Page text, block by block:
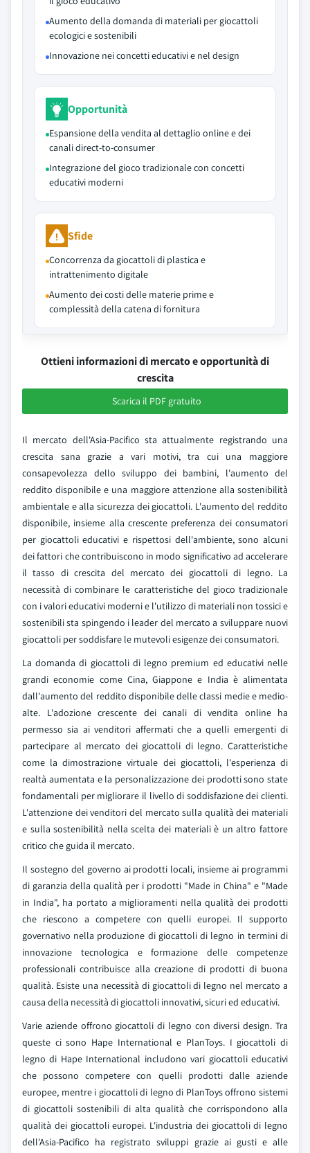
Aumento della domanda di materiali per giocattoli
ecologici e sostenibili
Innovazione nei concetti educativi e nel design
Opportunità
Espansione della vendita al dettaglio online e dei
canali direct-to-consumer
Integrazione del gioco tradizionale con concetti
educativi moderni
Sfide
Concorrenza da giocattoli di plastica e
intrattenimento digitale
Aumento dei costi delle materie prime e
complessità della catena di fornitura
Ottieni informazioni di mercato e opportunità di
crescita
Scarica il PDF gratuito
Il mercato dell'Asia-Pacifico sta attualmente registrando una
crescita sana grazie a vari motivi, tra cui una maggiore
consapevolezza dello sviluppo dei bambini, l'aumento del
reddito disponibile e una maggiore attenzione alla sostenibilità
ambientale e alla sicurezza dei giocattoli. L'aumento del reddito
disponibile, insieme alla crescente preferenza dei consumatori
per giocattoli educativi e rispettosi dell'ambiente, sono alcuni
dei fattori che contribuiscono in modo significativo ad accelerare
il tasso di crescita del mercato dei giocattoli di legno. La
necessità di combinare le caratteristiche del gioco tradizionale
con i valori educativi moderni e l'utilizzo di materiali non tossici e
sostenibili sta spingendo i leader del mercato a sviluppare nuovi
giocattoli per soddisfare le mutevoli esigenze dei consumatori.
La domanda di giocattoli di legno premium ed educativi nelle
grandi economie come Cina, Giappone e India è alimentata
dall'aumento del reddito disponibile delle classi medie e medio-
alte. L'adozione crescente dei canali di vendita online ha
permesso sia ai venditori affermati che a quelli emergenti di
partecipare al mercato dei giocattoli di legno. Caratteristiche
come la dimostrazione virtuale dei giocattoli, l'esperienza di
realtà aumentata e la personalizzazione dei prodotti sono state
fondamentali per migliorare il livello di soddisfazione dei clienti.
L'attenzione dei venditori del mercato sulla qualità dei materiali
e sulla sostenibilità nella scelta dei materiali è un altro fattore
critico che guida il mercato.
Il sostegno del governo ai prodotti locali, insieme ai programmi
di garanzia della qualità per i prodotti "Made in China" e "Made
in India", ha portato a miglioramenti nella qualità dei prodotti
che riescono a competere con quelli europei. Il supporto
governativo nella produzione di giocattoli di legno in termini di
innovazione tecnologica e formazione delle competenze
professionali contribuisce alla creazione di prodotti di buona
qualità. Esiste una necessità di giocattoli di legno nel mercato a
causa della necessità di giocattoli innovativi, sicuri ed educativi.
Varie aziende offrono giocattoli di legno con diversi design. Tra
queste ci sono Hape International e PlanToys. I giocattoli di
legno di Hape International includono vari giocattoli educativi
che possono competere con quelli prodotti dalle aziende
europee, mentre i giocattoli di legno di PlanToys offrono sistemi
di giocattoli sostenibili di alta qualità che corrispondono alla
qualità dei giocattoli europei. L'industria dei giocattoli di legno
dell'Asia-Pacifico ha registrato sviluppi grazie ai gusti e alle